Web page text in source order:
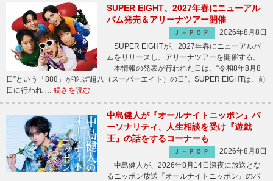
SUPER EIGHT、2027年春にニューアル
バム発売＆アリーナツアー開催
Ｊ－ＰＯＰ
2026年8月8日
SUPER EIGHTが、2027年春にニューアルバ
ムをリリースし、アリーナツアーを開催する。
本情報の発表が行われた日は、“令和8年8月8
日”という「888」が並ぶ“超八（スーパーエイト）の日”。SUPER EIGHTは、前
日に行われ … 続きを読む
中島健人が『オールナイトニッポン』パ
ーソナリティ、人生相談を受け『遊戯
王』の話をするコーナーも
Ｊ－ＰＯＰ
2026年8月8日
中島健人が、2026年8月14日深夜に放送とな
るニッポン放送『オールナイトニッポン』のパ